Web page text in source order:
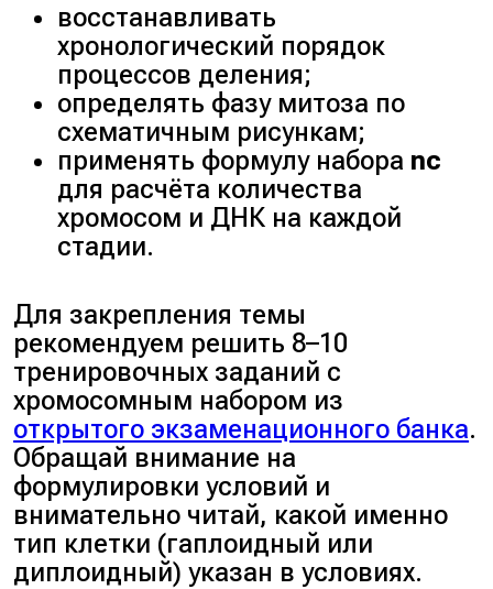
6) происходит при образовании
гамет у животных.
Ответ: 236.
восстанавливать
хронологический порядок
процессов деления;
определять фазу митоза по
схематичным рисункам;
применять формулу набора nc
для расчёта количества
хромосом и ДНК на каждой
стадии.
Для закрепления темы
рекомендуем решить 8–10
тренировочных заданий с
хромосомным набором из
открытого экзаменационного банка.
Обращай внимание на
формулировки условий и
внимательно читай, какой именно
тип клетки (гаплоидный или
диплоидный) указан в условиях.